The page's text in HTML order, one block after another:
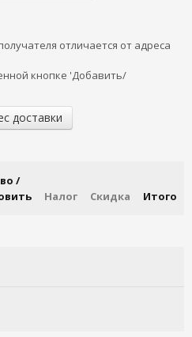
отличается от адреса
кнопке 'Добавить/
доставки
/
Налог Скидка Итого